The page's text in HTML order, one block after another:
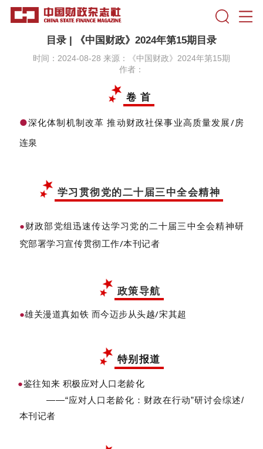
目录 | 《中国财政》2024年第15期目录
时间：2024-08-28 来源：《中国财政》2024年第15期
作者：
卷 首
●深化体制机制改革 推动财政社保事业高质量发展/房
连泉
学习贯彻党的二十届三中全会精神
●财政部党组迅速传达学习党的二十届三中全会精神研
究部署学习宣传贯彻工作/本刊记者
政策导航
●雄关漫道真如铁 而今迈步从头越/宋其超
特别报道
●鉴往知来 积极应对人口老龄化
——“应对人口老龄化：财政在行动”研讨会综述/
本刊记者